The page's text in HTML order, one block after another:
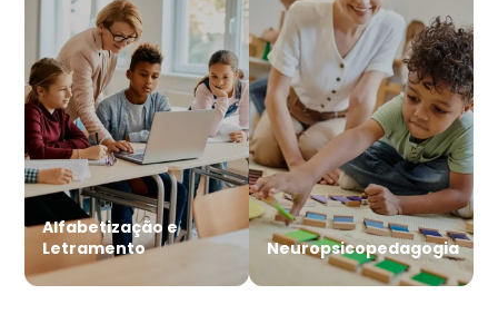
Alfabetização e
Letramento
Neuropsicopedagogia